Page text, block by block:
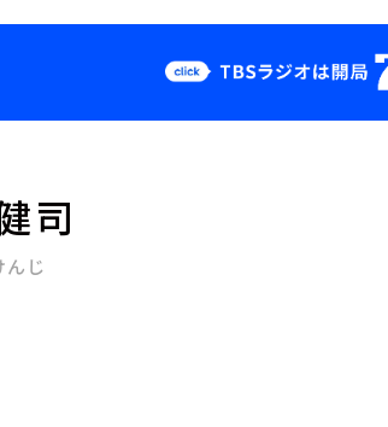
TBS
Podcast
お知らせ
司
んじ